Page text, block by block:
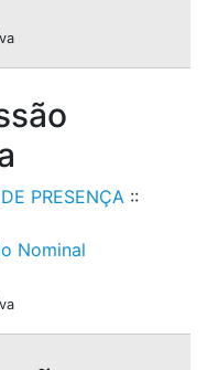
PRESENÇA::
Nominal